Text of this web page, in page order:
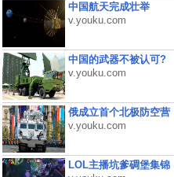
中国航天完成壮举
v.youku.com
中国的武器不被认可?
v.youku.com
俄成立首个北极防空营
v.youku.com
LOL主播坑爹碉堡集锦